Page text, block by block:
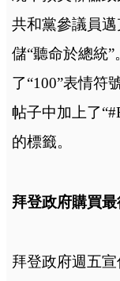
共和黨參議員
儲“聽命於總統
了“100”表情符
帖子中加上了
的標籤。
拜登政府購買
拜登政府週五